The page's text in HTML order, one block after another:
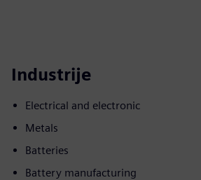
Industrije
Electrical and electronic
Metals
Batteries
Battery manufacturing